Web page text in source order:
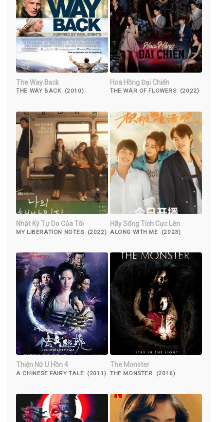
The Way Back
THE WAY BACK (2010)
Hoa Hồng Đại Chiến
THE WAR OF FLOWERS (2022)
Nhật Ký Tự Do Của Tôi
MY LIBERATION NOTES (2022)
Hãy Sống Tích Cực Lên
ALONG WITH ME (2023)
Thiện Nữ U Hồn 4
A CHINESE FAIRY TALE (2011)
The Monster
THE MONSTER (2016)